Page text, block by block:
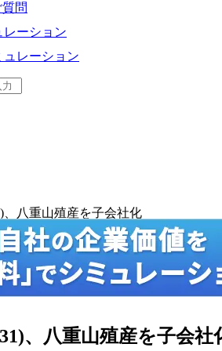
問
、八重山殖産を子会社化
、八重山殖産を子会社